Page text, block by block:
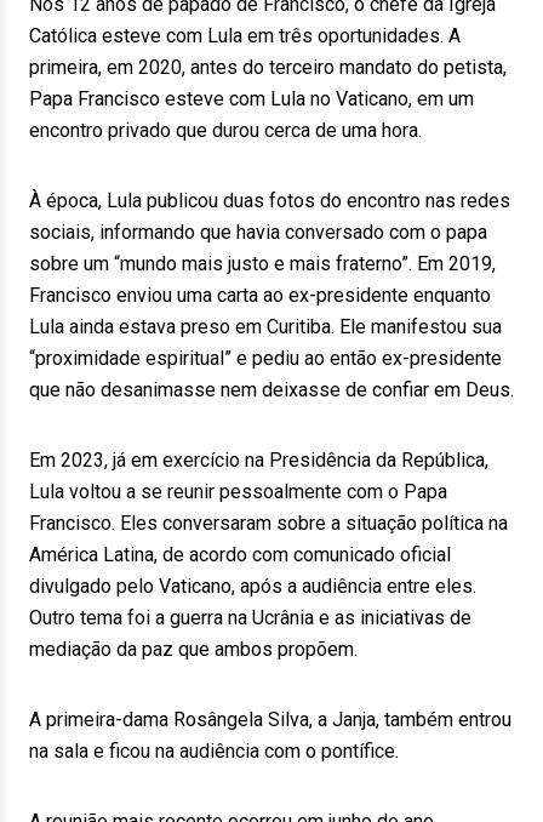
Católica esteve com Lula em três oportunidades. A
primeira, em 2020, antes do terceiro mandato do petista,
Papa Francisco esteve com Lula no Vaticano, em um
encontro privado que durou cerca de uma hora.
À época, Lula publicou duas fotos do encontro nas redes
sociais, informando que havia conversado com o papa
sobre um “mundo mais justo e mais fraterno”. Em 2019,
Francisco enviou uma carta ao ex-presidente enquanto
Lula ainda estava preso em Curitiba. Ele manifestou sua
“proximidade espiritual” e pediu ao então ex-presidente
que não desanimasse nem deixasse de confiar em Deus.
Em 2023, já em exercício na Presidência da República,
Lula voltou a se reunir pessoalmente com o Papa
Francisco. Eles conversaram sobre a situação política na
América Latina, de acordo com comunicado oficial
divulgado pelo Vaticano, após a audiência entre eles.
Outro tema foi a guerra na Ucrânia e as iniciativas de
mediação da paz que ambos propõem.
A primeira-dama Rosângela Silva, a Janja, também entrou
na sala e ficou na audiência com o pontífice.